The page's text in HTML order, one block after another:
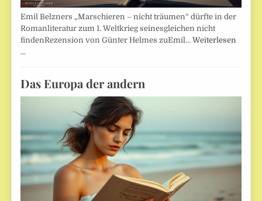
Emil Belzners „Marschieren – nicht träumen“ dürfte in der
Romanliteratur zum 1. Weltkrieg seinesgleichen nicht
findenRezension von Günter Helmes zuEmil…Weiterlesen
…
Das Europa der andern